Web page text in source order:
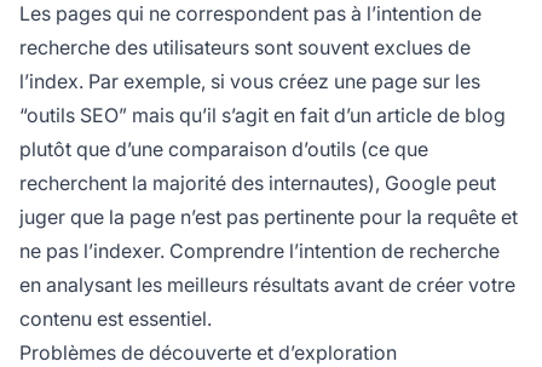
Les pages qui ne correspondent pas à l’intention de
recherche des utilisateurs sont souvent exclues de
l’index. Par exemple, si vous créez une page sur les
“outils SEO” mais qu’il s’agit en fait d’un article de blog
plutôt que d’une comparaison d’outils (ce que
recherchent la majorité des internautes), Google peut
juger que la page n’est pas pertinente pour la requête et
ne pas l’indexer. Comprendre l’intention de recherche
en analysant les meilleurs résultats avant de créer votre
contenu est essentiel.
Problèmes de découverte et d’exploration